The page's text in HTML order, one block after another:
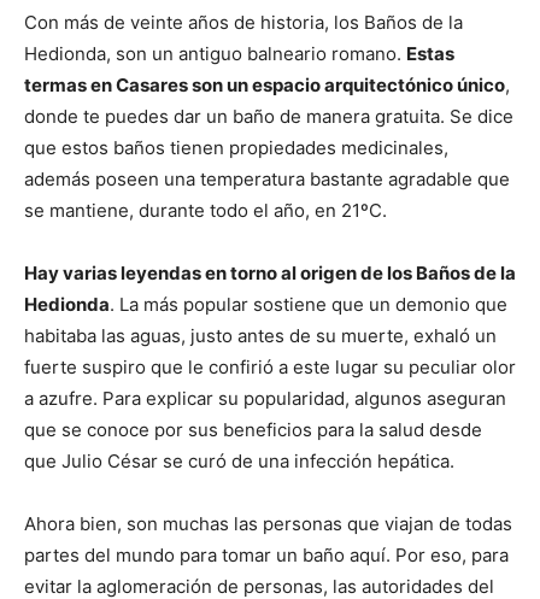
Con más de veinte años de historia, los Baños de la
Hedionda, son un antiguo balneario romano. Estas
termas en Casares son un espacio arquitectónico único,
donde te puedes dar un baño de manera gratuita. Se dice
que estos baños tienen propiedades medicinales,
además poseen una temperatura bastante agradable que
se mantiene, durante todo el año, en 21ºC.
Hay varias leyendas en torno al origen de los Baños de la
Hedionda. La más popular sostiene que un demonio que
habitaba las aguas, justo antes de su muerte, exhaló un
fuerte suspiro que le confirió a este lugar su peculiar olor
a azufre. Para explicar su popularidad, algunos aseguran
que se conoce por sus beneficios para la salud desde
que Julio César se curó de una infección hepática.
Ahora bien, son muchas las personas que viajan de todas
partes del mundo para tomar un baño aquí. Por eso, para
evitar la aglomeración de personas, las autoridades del